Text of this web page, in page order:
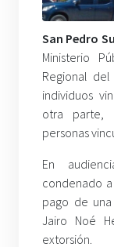
San Pedro
Ministerio
Regional
individuos
otra parte,
personas
En
condenado
pago de
Jairo Noé
extorsión.